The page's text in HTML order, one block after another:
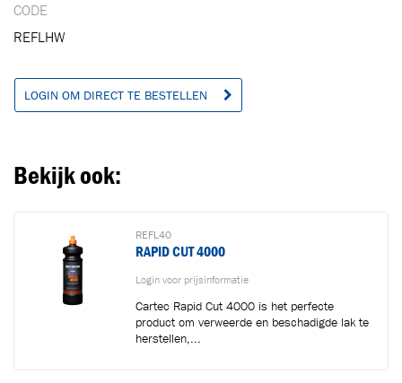
CODE
REFLHW
LOGIN OM DIRECT TE BESTELLEN
Bekijk ook:
REFL40
RAPID CUT 4000
Login voor prijsinformatie
Cartec Rapid Cut 4000 is het perfecte
product om verweerde en beschadigde lak te
herstellen,...